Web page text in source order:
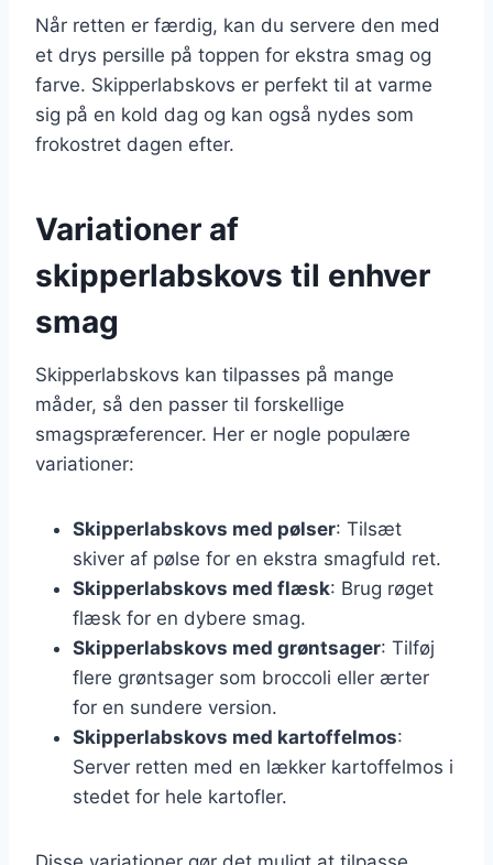
Når retten er færdig, kan du servere den med
et drys persille på toppen for ekstra smag og
farve. Skipperlabskovs er perfekt til at varme
sig på en kold dag og kan også nydes som
frokostret dagen efter.
Variationer af
skipperlabskovs til enhver
smag
Skipperlabskovs kan tilpasses på mange
måder, så den passer til forskellige
smagspræferencer. Her er nogle populære
variationer:
Skipperlabskovs med pølser: Tilsæt
skiver af pølse for en ekstra smagfuld ret.
Skipperlabskovs med flæsk: Brug røget
flæsk for en dybere smag.
Skipperlabskovs med grøntsager: Tilføj
flere grøntsager som broccoli eller ærter
for en sundere version.
Skipperlabskovs med kartoffelmos:
Server retten med en lækker kartoffelmos i
stedet for hele kartofler.